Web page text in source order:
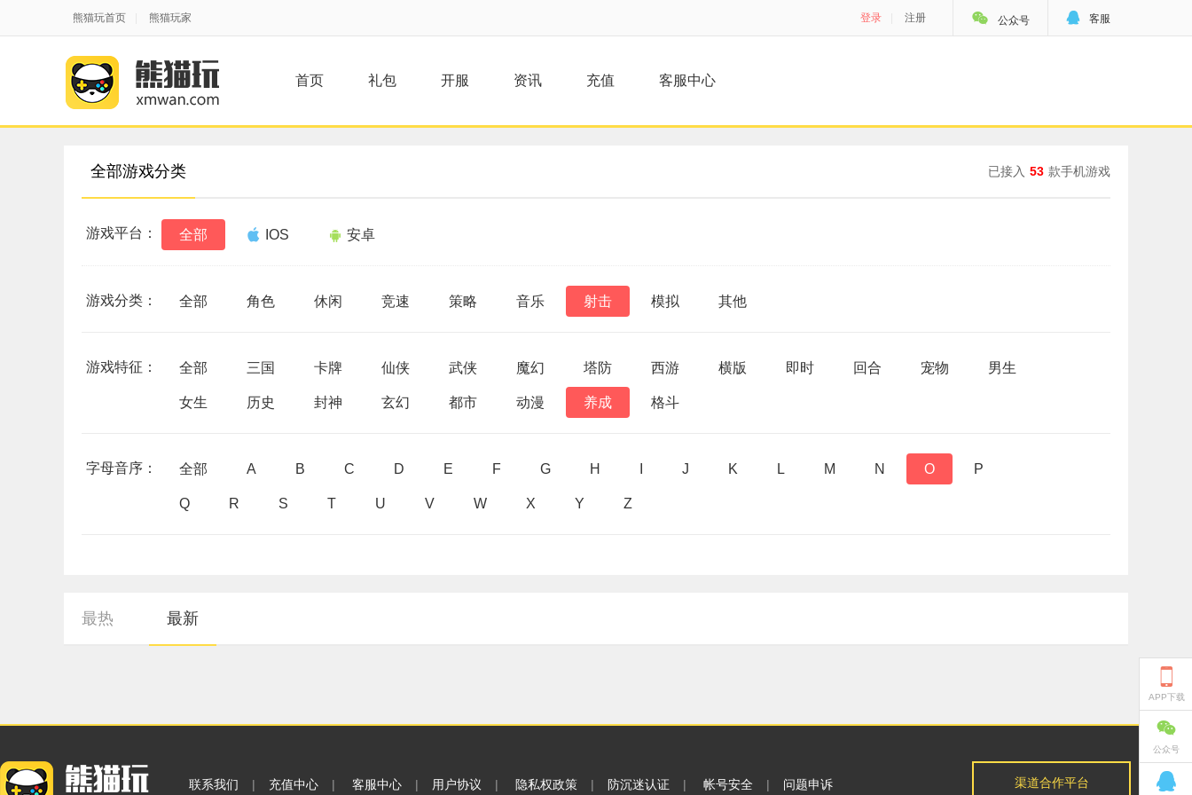
熊猫玩首页 熊猫玩家 登录 注册  公众号  客服
首页 礼包 开服 资讯 充值 客服中心
全部游戏分类 已接入 53 款手机游戏
游戏平台： 全部 IOS 安卓
游戏分类： 全部 角色 休闲 竞速 策略 音乐 射击 模拟 其他
游戏特征： 全部 三国 卡牌 仙侠 武侠 魔幻 塔防 西游 横版 即时 回合 宠物 男生
女生 历史 封神 玄幻 都市 动漫 养成 格斗
字母音序： 全部 A B C D E F G H J K L M N O P
Q R S T U V W X Y Z
最热 最新
联系我们 | 充值中心 | 客服中心 | 用户协议 | 隐私权政策 | 防沉迷认证 | 帐号安全 | 问题申诉 渠道合作平台

APP下载

公众号
